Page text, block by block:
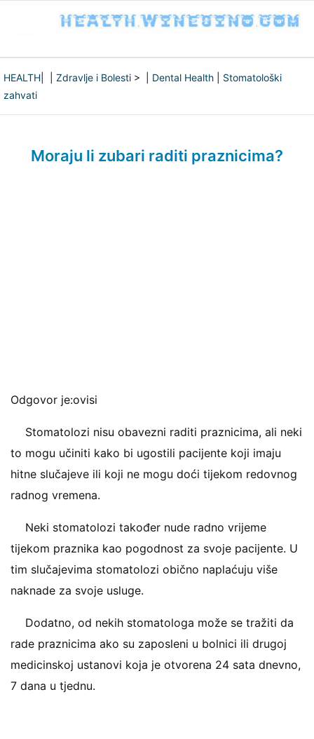
HEALTH Zdravlje i Bolesti > | Dental Health
Stomatološki
zahvati
Moraju li zubari raditi praznicima?
Odgovor je:ovisi
Stomatolozi nisu obavezni raditi praznicima, ali neki
to mogu učiniti kako bi ugostili pacijente koji imaju
hitne slučajeve ili koji ne mogu doći tijekom redovnog
radnog vremena.
Neki stomatolozi također nude radno vrijeme
tijekom praznika kao pogodnost za svoje pacijente. U
tim slučajevima stomatolozi obično naplaćuju više
naknade za svoje usluge.
Dodatno, od nekih stomatologa može se tražiti da
rade praznicima ako su zaposleni u bolnici ili drugoj
medicinskoj ustanovi koja je otvorena 24 sata dnevno,
7 dana u tjednu.